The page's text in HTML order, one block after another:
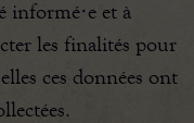
informé·e et à
les finalités pour
ces données ont